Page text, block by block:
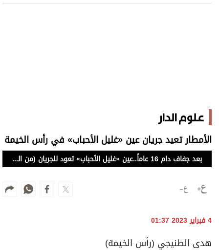
علوم الدار
الأمطار تعيد جريان عين «غليل الأحباب» في رأس الخيمة